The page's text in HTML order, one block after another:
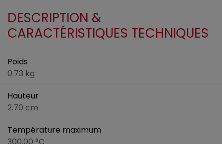
DESCRIPTION &
CARACTÉRISTIQUES TECHNIQUES
Poids
0.73 kg
Hauteur
2.70 cm
Température maximum